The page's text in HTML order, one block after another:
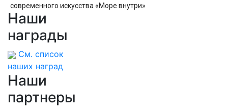
современного искусства «Море внутри»
Наши
награды
См. список
наших наград
Наши
партнеры